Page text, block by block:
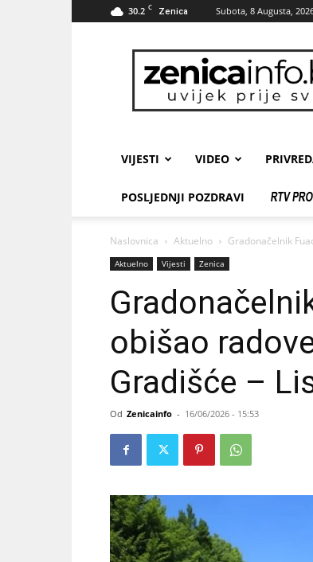
30.2 C Zenica Subota, 8 Augusta,
VIJESTI VIDEO
POSLJEDNJI POZDRAVI
Naslovnica Aktuelno Gradonačelnik
Aktuelno Vijesti Zenica
obišao
Gradišće –
Od Zenicainfo - 16/06/2026 - 15:53